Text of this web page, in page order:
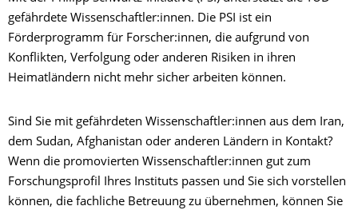
gefährdete Wissenschaftler:innen. Die PSI ist ein
Förderprogramm für Forscher:innen, die aufgrund von
Konflikten, Verfolgung oder anderen Risiken in ihren
Heimatländern nicht mehr sicher arbeiten können.
Sind Sie mit gefährdeten Wissenschaftler:innen aus dem Iran,
dem Sudan, Afghanistan oder anderen Ländern in Kontakt?
Wenn die promovierten Wissenschaftler:innen gut zum
Forschungsprofil Ihres Instituts passen und Sie sich vorstellen
können, die fachliche Betreuung zu übernehmen, können Sie